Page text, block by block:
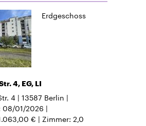
Erdgeschoss
4, EG, LI
4 13587 Berlin
08/01/2026
€ Zimmer 2,0